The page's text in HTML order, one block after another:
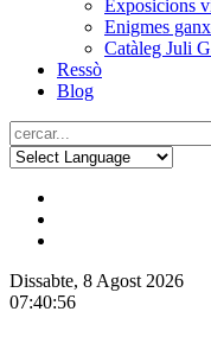
Exposicions
Enigmes
Catàleg Juli
Ressò
Blog
Dissabte, 8 Agost 2026
07:40:56